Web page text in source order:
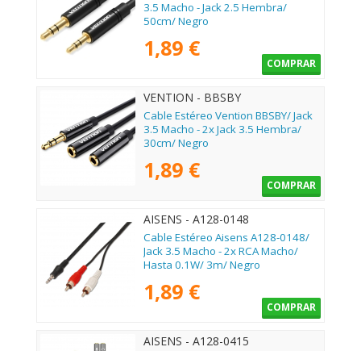
3.5 Macho - Jack 2.5 Hembra/
50cm/ Negro
1,89 €
COMPRAR
VENTION - BBSBY
Cable Estéreo Vention BBSBY/ Jack
3.5 Macho - 2x Jack 3.5 Hembra/
30cm/ Negro
1,89 €
COMPRAR
AISENS - A128-0148
Cable Estéreo Aisens A128-0148/
Jack 3.5 Macho - 2x RCA Macho/
Hasta 0.1W/ 3m/ Negro
1,89 €
COMPRAR
AISENS - A128-0415